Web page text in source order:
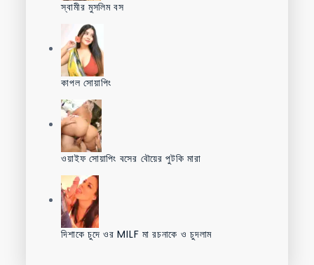
স্বামীর মুসলিম বস
কাপল সোয়াপিং
ওয়াইফ সোয়াপিং বসের বৌয়ের পুটকি মারা
দিশাকে চুদে ওর MILF মা রচনাকে ও চুদলাম